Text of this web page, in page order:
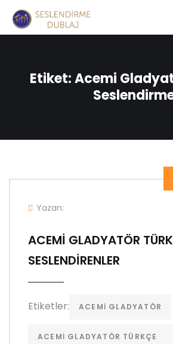
Etiket:Acemi
Yazan:
ACEMİ GLADYATÖR
SESLENDİRENLER
Etiketler: ACEMI GLADYATÖR
ACEMI GLADYATÖR TÜRKÇE